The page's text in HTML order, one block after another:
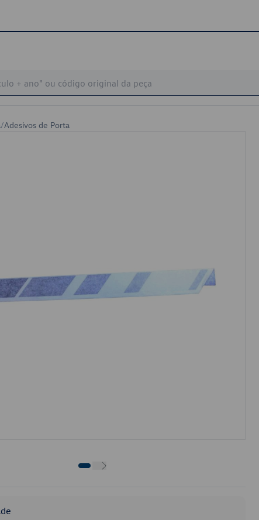
/Adesivos de Porta